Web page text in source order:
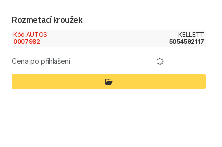
Rozmetací kroužek
Kód AUTOS
0007982
KELLETT
5054592117
Cena po přihlášení